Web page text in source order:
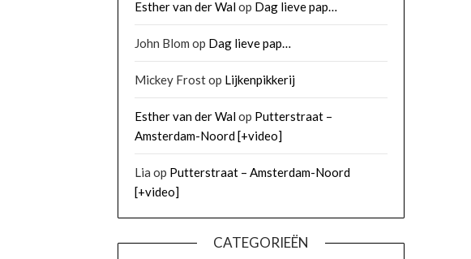
Esther van der Walop Dag lieve pap…
John Blom op Dag lieve pap…
Mickey Frostop Lijkenpikkerij
Esther van der Walop Putterstraat –
Amsterdam-Noord [+video]
Lia op Putterstraat – Amsterdam-Noord
[+video]
CATEGORIEËN